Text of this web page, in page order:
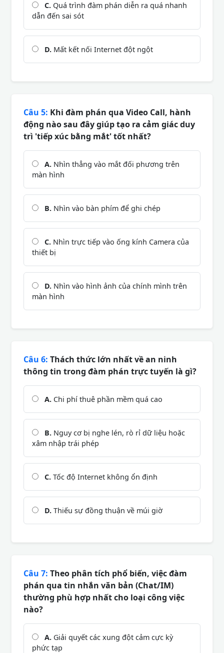
C. Quá trình đàm phán diễn ra quá nhanh
dẫn đến sai sót
D. Mất kết nối Internet đột ngột
Câu 5: Khi đàm phán qua Video Call, hành
động nào sau đây giúp tạo ra cảm giác duy
trì 'tiếp xúc bằng mắt' tốt nhất?
A. Nhìn thẳng vào mắt đối phương trên
màn hình
B. Nhìn vào bàn phím để ghi chép
C. Nhìn trực tiếp vào ống kính Camera của
thiết bị
D. Nhìn vào hình ảnh của chính mình trên
màn hình
Câu 6: Thách thức lớn nhất về an ninh
thông tin trong đàm phán trực tuyến là gì?
A. Chi phí thuê phần mềm quá cao
B. Nguy cơ bị nghe lén, rò rỉ dữ liệu hoặc
xâm nhập trái phép
C. Tốc độ Internet không ổn định
D. Thiếu sự đồng thuận về múi giờ
Câu 7: Theo phân tích phổ biến, việc đàm
phán qua tin nhắn văn bản (Chat/IM)
thường phù hợp nhất cho loại công việc
nào?
A. Giải quyết các xung đột cảm cực kỳ
phức tạp